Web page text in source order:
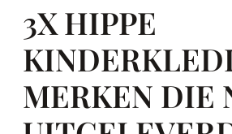
3X HIPPE
MERKEN DIE